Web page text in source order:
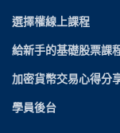
選擇權線上課程
給新手的基礎股票課
加密貨幣交易心得分
學員後台